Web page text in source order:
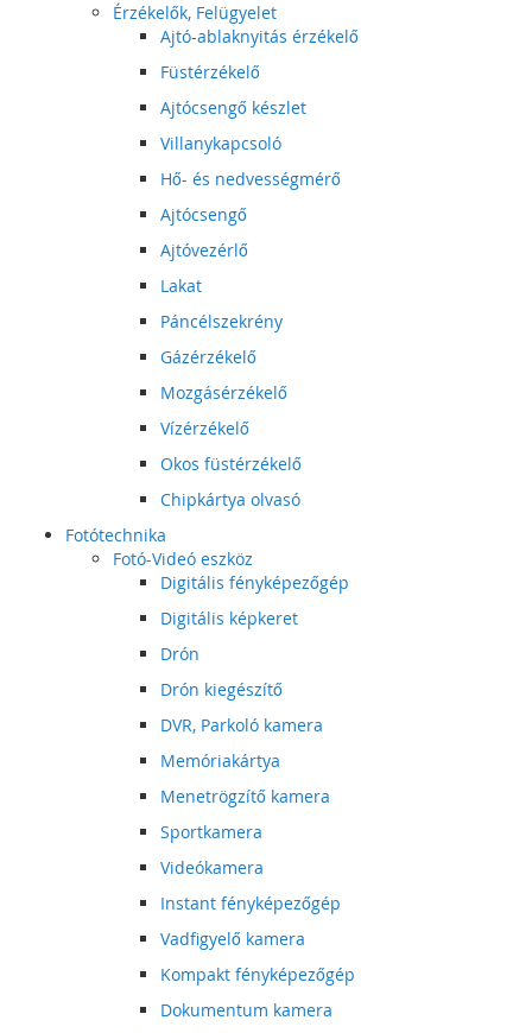
Érzékelők, Felügyelet
Ajtó-ablaknyitás érzékelő
Füstérzékelő
Ajtócsengő készlet
Villanykapcsoló
Hő- és nedvességmérő
Ajtócsengő
Ajtóvezérlő
Lakat
Páncélszekrény
Gázérzékelő
Mozgásérzékelő
Vízérzékelő
Okos füstérzékelő
Chipkártya olvasó
Fotótechnika
Fotó-Videó eszköz
Digitális fényképezőgép
Digitális képkeret
Drón
Drón kiegészítő
DVR, Parkoló kamera
Memóriakártya
Menetrögzítő kamera
Sportkamera
Videókamera
Instant fényképezőgép
Vadfigyelő kamera
Kompakt fényképezőgép
Dokumentum kamera